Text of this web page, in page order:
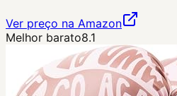
Ver preço na Amazon
Melhor barato8.1